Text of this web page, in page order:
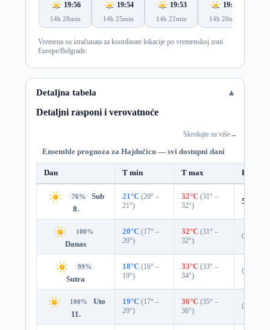
19:56
14h 28min
19:54
14h 25min
19:53
14h 22min
19:51
14h 20min
Vremena su izračunata za koordinate lokacije po vremenskoj zoni
Europe/Belgrade.
Detaljna tabela
Detaljni rasponi i verovatnoće
Skrolujte za više→
Ensemble prognoza za Hajdučicu — svi dostupni dani
Dan T min T max
76%
Sub
8.
21°C (20° –
21°)
32°C (31° –
32°)
5%
100%
Danas
20°C (17° –
20°)
32°C (31° –
32°)
0%
99%
Sutra
18°C (16° –
19°)
33°C (33° –
34°)
0%
100%
Uto
11.
19°C (17° –
20°)
36°C (35° –
36°)
0%